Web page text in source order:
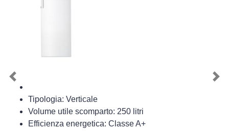
Tipologia: Verticale
Volume utile scomparto: 250 litri
Efficienza energetica: Classe A+
Previous